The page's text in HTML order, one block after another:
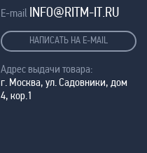
E-mail INFO@RITM-IT.RU
НАПИСАТЬ НА E-MAIL
Адрес выдачи товара:
г. Москва, ул. Садовники, дом
4, кор.1